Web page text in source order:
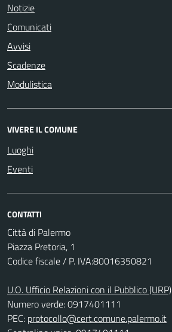
Notizie
Comunicati
Avvisi
Scadenze
Modulistica
VIVERE IL COMUNE
Luoghi
Eventi
CONTATTI
Città di Palermo
Piazza Pretoria, 1
Codice fiscale / P. IVA:80016350821
U.O. Ufficio Relazioni con il Pubblico (URP)
Numero verde: 0917401111
PEC: protocollo@cert.comune.palermo.it